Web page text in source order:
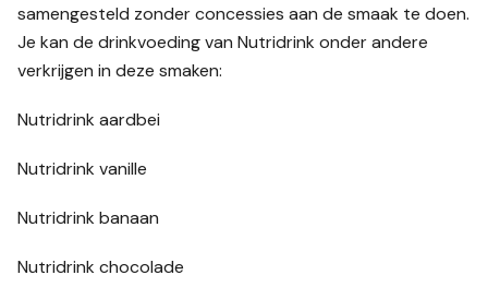
samengesteld zonder concessies aan de smaak te doen.
Je kan de drinkvoeding van Nutridrink onder andere
verkrijgen in deze smaken:
Nutridrink aardbei
Nutridrink vanille
Nutridrink banaan
Nutridrink chocolade